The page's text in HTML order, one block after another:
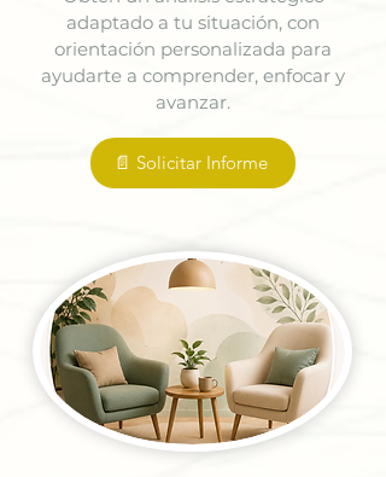
adaptado a tu situación, con
orientación personalizada para
ayudarte a comprender, enfocar y
avanzar.
📄 Solicitar Informe